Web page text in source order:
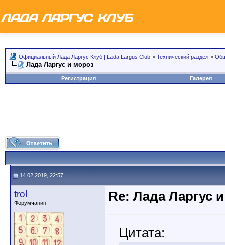
Официальный Лада Ларгус Клуб | Lada Largus Club > Технический раздел >
Лада Ларгус и мороз
Регистрация Галерея
14.02.2019, 22:57
trol
Форумчанин Re: Лада Ларгус
Цитата: